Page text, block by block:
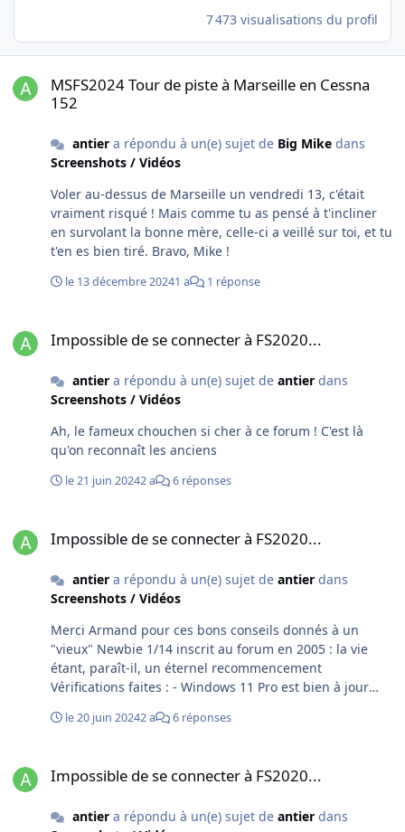
7 473 visualisations du profil
MSFS2024 Tour de piste à Marseille en Cessna
152
antiera répondu à un(e) sujet de Big Mikedans
Screenshots / Vidéos
Voler au-dessus de Marseille un vendredi 13, c'était
vraiment risqué ! Mais comme tu as pensé à t'incliner
en survolant la bonne mère, celle-ci a veillé sur toi, et tu
t'en es bien tiré. Bravo, Mike !
le 13 décembre 20241 a 1 réponse
Impossible de se connecter à FS2020...
antiera répondu à un(e) sujet de antierdans
Screenshots / Vidéos
Ah, le fameux chouchen si cher à ce forum ! C'est là
qu'on reconnaît les anciens
le 21 juin 20242 a 6 réponses
Impossible de se connecter à FS2020...
antiera répondu à un(e) sujet de antierdans
Screenshots / Vidéos
Merci Armand pour ces bons conseils donnés à un
"vieux" Newbie 1/14 inscrit au forum en 2005 : la vie
étant, paraît-il, un éternel recommencement
Vérifications faites : - Windows 11 Pro est bien à jour
rapide, ça a l'air d'aller… - Community : utilisant
aux commandes qui a besoin d'un sérieux coup de
comment faire pour décoller ! Vive Saint-Grégoire !
le 20 juin 20242 a 6 réponses
Impossible de se connecter à FS2020...
antiera répondu à un(e) sujet de antierdans